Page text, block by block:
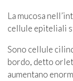
La mucosa
cellule epiteliali
Sono cellule
bordo, detto
aumentano